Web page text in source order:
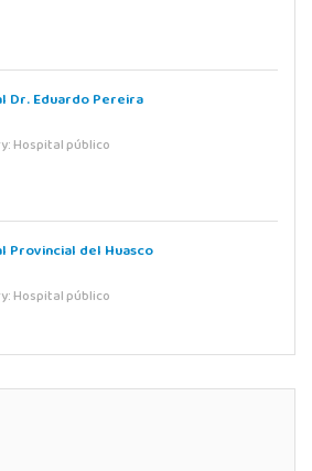
Dr. Eduardo Pereira
Hospital público
Provincial del Huasco
Hospital público